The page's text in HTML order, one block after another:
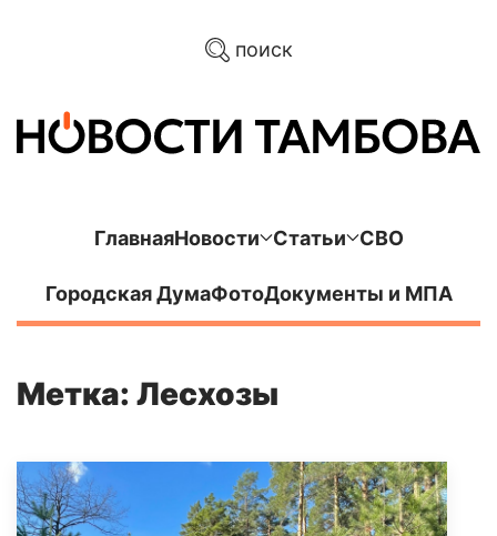
поиск
ГлавнаяНовости Статьи СВО
Городская ДумаФотоДокументы и МПА
Метка: Лесхозы